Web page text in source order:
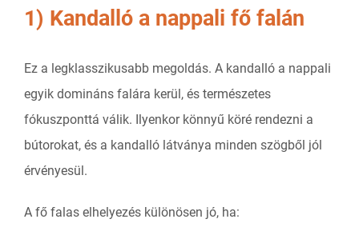
1) Kandalló a nappali fő falán
Ez a legklasszikusabb megoldás. A kandalló a nappali
egyik domináns falára kerül, és természetes
fókuszponttá válik. Ilyenkor könnyű köré rendezni a
bútorokat, és a kandalló látványa minden szögből jól
érvényesül.
A fő falas elhelyezés különösen jó, ha: